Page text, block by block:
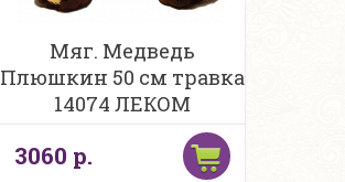
Мяг. Медведь
Плюшкин 50 см травка
14074 ЛЕКОМ
3060 р.